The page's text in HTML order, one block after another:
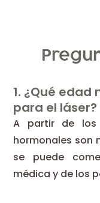
1. ¿Qué
para el láser?
A partir de los
hormonales son
se puede
médica y de los